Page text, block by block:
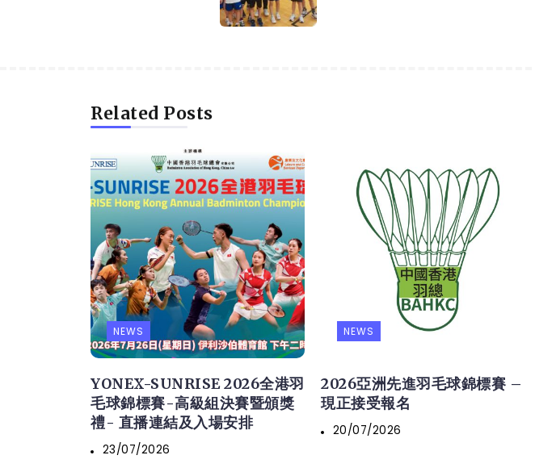
Related Posts
NEWS
YONEX-SUNRISE 2026全港羽
毛球錦標賽-高級組決賽暨頒獎
禮- 直播連結及入場安排
23/07/2026
NEWS
2026亞洲先進羽毛球錦標賽 –
現正接受報名
20/07/2026